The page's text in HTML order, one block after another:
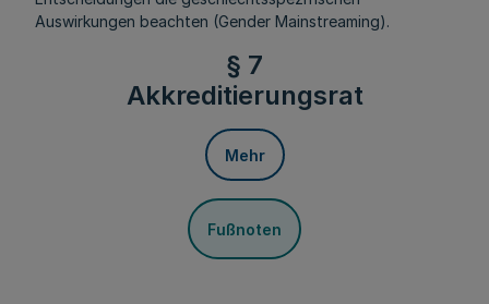
Auswirkungen beachten (Gender Mainstreaming).
§ 7
Akkreditierungsrat
Mehr
Fußnoten